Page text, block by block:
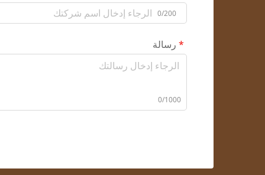
0/200
رسالة
0/1000